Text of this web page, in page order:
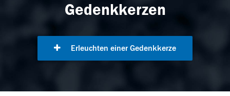
Gedenkkerzen
Erleuchten einer Gedenkkerze